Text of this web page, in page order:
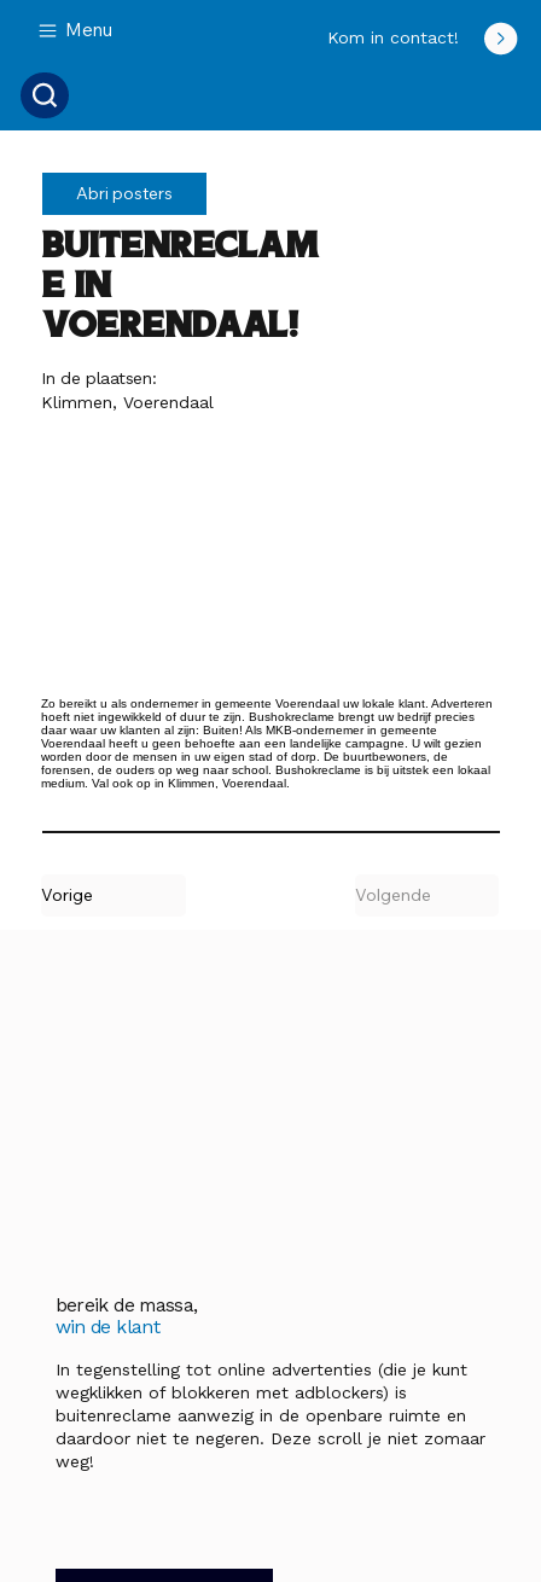
Menu Kom in contact!
Abri posters
Buitenreclam
e in
Voerendaal!
In de plaatsen:
Klimmen, Voerendaal
Zo bereikt u als ondernemer in gemeente Voerendaal uw lokale klant. Adverteren
hoeft niet ingewikkeld of duur te zijn. Bushokreclame brengt uw bedrijf precies
daar waar uw klanten al zijn: Buiten! Als MKB-ondernemer in gemeente
Voerendaal heeft u geen behoefte aan een landelijke campagne. U wilt gezien
worden door de mensen in uw eigen stad of dorp. De buurtbewoners, de
forensen, de ouders op weg naar school. Bushokreclame is bij uitstek een lokaal
medium. Val ook op in Klimmen, Voerendaal.
Vorige Volgende
bereik de massa,
win de klant
In tegenstelling tot online advertenties (die je kunt
wegklikken of blokkeren met adblockers) is
buitenreclame aanwezig in de openbare ruimte en
daardoor niet te negeren. Deze scroll je niet zomaar
weg!